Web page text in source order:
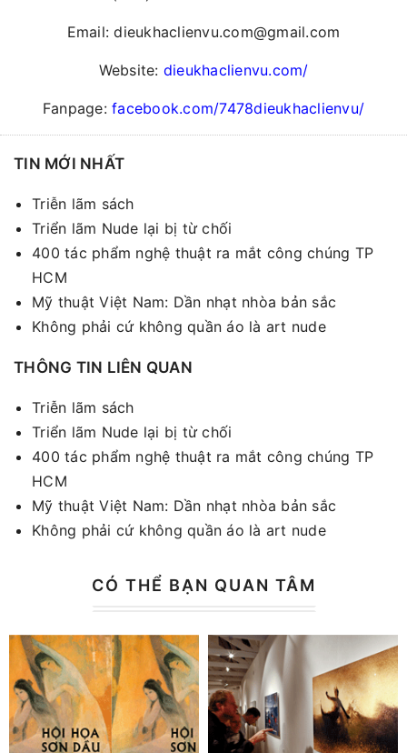
Email: dieukhaclienvu.com@gmail.com
Website: dieukhaclienvu.com/
Fanpage:facebook.com/7478dieukhaclienvu/
TIN MỚI NHẤT
Triễn lãm sách
Triển lãm Nude lại bị từ chối
400 tác phẩm nghệ thuật ra mắt công chúng TP
HCM
Mỹ thuật Việt Nam: Dần nhạt nhòa bản sắc
Không phải cứ không quần áo là art nude
THÔNG TIN LIÊN QUAN
Triễn lãm sách
Triển lãm Nude lại bị từ chối
400 tác phẩm nghệ thuật ra mắt công chúng TP
HCM
Mỹ thuật Việt Nam: Dần nhạt nhòa bản sắc
Không phải cứ không quần áo là art nude
CÓ THỂ BẠN QUAN TÂM